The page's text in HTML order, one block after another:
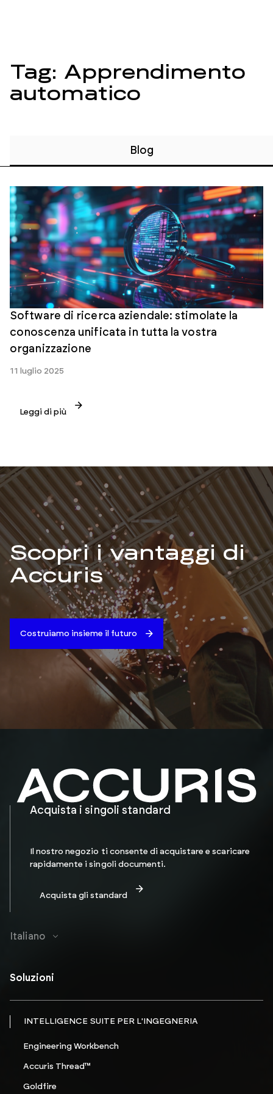
Tag: Apprendimento
automatico
Blog
Software di ricerca aziendale: stimolate la
conoscenza unificata in tutta la vostra
organizzazione
11 luglio 2025
Leggi di più
Scopri i vantaggi di
Accuris
Costruiamo insieme il futuro
Acquista i singoli standard
Il nostro negozio ti consente di acquistare e scaricare
rapidamente i singoli documenti.
Acquista gli standard
Italiano
Soluzioni
INTELLIGENCE SUITE PER L'INGEGNERIA
Engineering Workbench
Accuris Thread™
Goldfire